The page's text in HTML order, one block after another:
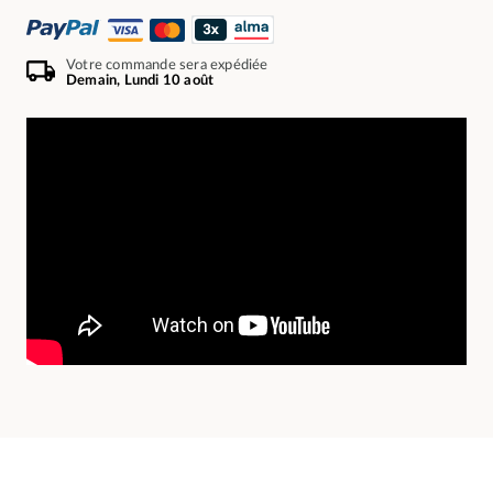
Votre commande sera expédiée
Demain, Lundi 10 août